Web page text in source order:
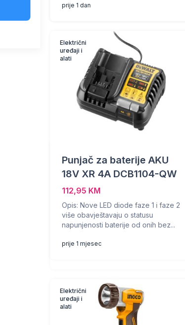
prije 1 dan
Električni
uređaji i
alati
Punjač za baterije AKU
18V XR 4A DCB1104-QW
112,95 KM
Opis: Nove LED diode faze 1 i faze 2
više obavještavaju o statusu
napunjenosti baterije od onih bez...
prije 1 mjesec
Električni
uređaji i
alati